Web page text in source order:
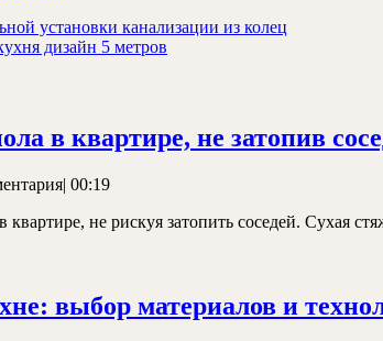
установки канализации из колец
дизайн 5 метров
в квартире, не затопив
| 00:19
квартире, не рискуя затопить соседей.
выбор материалов и